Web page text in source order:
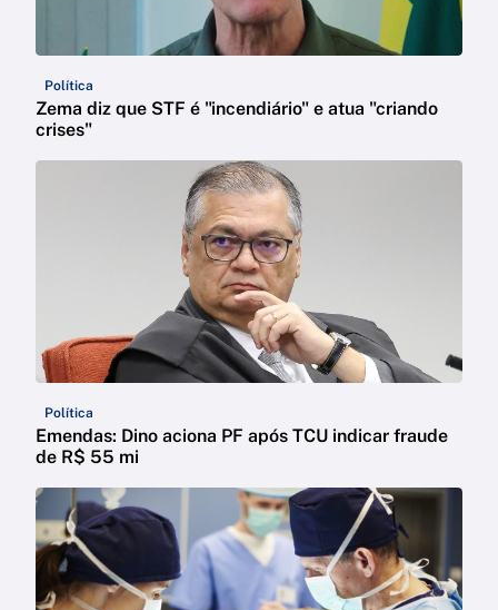
Política
Zema diz que STF é "incendiário" e atua "criando
crises"
Política
Emendas: Dino aciona PF após TCU indicar fraude
de R$ 55 mi